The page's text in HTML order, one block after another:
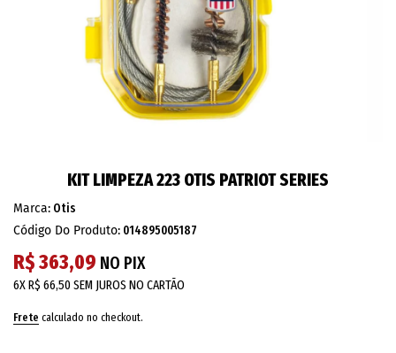
KIT LIMPEZA 223 OTIS PATRIOT SERIES
Marca: Otis
Código Do Produto: 014895005187
R$ 363,09 NO PIX
6XR$ 66,50 SEM JUROS NO CARTÃO
Frete calculado no checkout.